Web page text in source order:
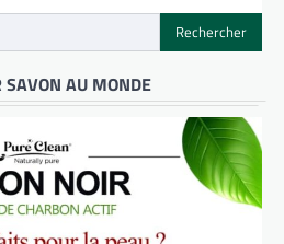
AU MONDE